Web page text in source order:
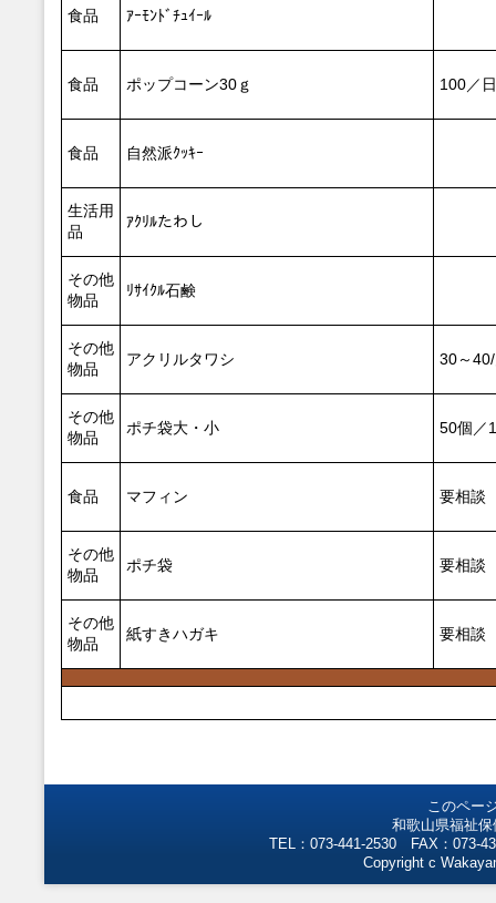
食品 ｱｰﾓﾝﾄﾞﾁｭｲｰﾙ
食品 ポップコーン30ｇ 100／日
食品 自然派ｸｯｷｰ
生活用
品
ｱｸﾘﾙたわし
その他
物品
ﾘｻｲｸﾙ石鹸
その他
物品
アクリルタワシ 30～
その他
物品
ポチ袋大・小 50個／
食品 マフィン 要相談
その他
物品
ポチ袋 要相談
その他
物品
紙すきハガキ 要相談
このペー
和歌山県福祉
TEL：073-441-2530 FAX：073-
Copyright c